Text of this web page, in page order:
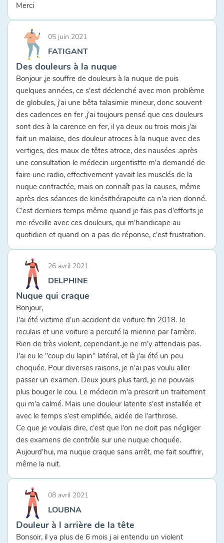
Merci
05 juin 2021
FATIGANT
Des douleurs à la nuque
Bonjour ,je souffre de douleurs à la nuque de puis
quelques années, ce s'est déclenché avec mon problème
de globules, j'ai une bêta talasimie mineur, donc souvent
des cadences en fer ,j'ai toujours pensé que ces douleurs
sont des à la carence en fer, il ya deux ou trois mois j'ai
fait un malaise, des douleur atroces à la nuque avec des
vertiges, des maux de têtes atroce, des nausées .après
une consultation le médecin urgentistte m'a demandé de
faire une radio, effectivement yavait les musclés de la
nuque contractée, mais on connaît pas la causes, même
après des séances de kinésithérapeute ca n'a rien donné.
C'est derniers temps même quand je fais pas d'efforts je
me réveille avec ces douleurs, qui m'handicape au
quotidien et quand on a pas de réponse, c'est frustration.
26 avril 2021
DELPHINE
Nuque qui craque
Bonjour,
J'ai été victime d'un accident de voiture fin 2018. Je
reculais et une voiture a percuté la mienne par l'arrière.
Rien de très violent, cependant..je ne m'y attendais pas.
J'ai eu le "coup du lapin" latéral, et là j'ai été un peu
choquée. Pour diverses raisons, je n'ai pas voulu aller
passer un examen. Deux jours plus tard, je ne pouvais
plus bouger le cou. Le médecin m'a prescrit un traitement
qui m'a calmé. Mais une douleur latente s'est installée et
avec le temps s'est emplifiée, aidée de l'arthrose.
Ce que je voulais dire, c'est que l'on ne doit pas négliger
des examens de contrôle sur une nuque choquée.
Aujourd'hui, ma nuque craque sans arrêt, me fait souffrir,
même la nuit.
08 avril 2021
LOUBNA
Douleur à l arrière de la tête
Bonsoir, il ya plus de 6 mois j ai entendu un violent